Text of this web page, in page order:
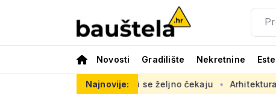
Novosti Gradilište Nekretnine
Najnovije:
opasno, radovi se željno čekaju Arhitektura često